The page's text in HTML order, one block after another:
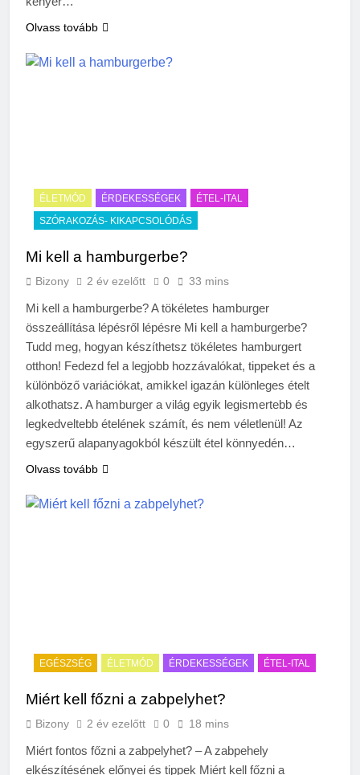
Olvass tovább
ÉLETMÓD ÉRDEKESSÉGEK
ÉTEL-ITAL
SZÓRAKOZÁS- KIKAPCSOLÓDÁS
Mi kell a hamburgerbe?
Bizony 2 év ezelőtt 0 33 mins
Mi kell a hamburgerbe? A tökéletes hamburger
összeállítása lépésről lépésre Mi kell a hamburgerbe?
Tudd meg, hogyan készíthetsz tökéletes hamburgert
otthon! Fedezd fel a legjobb hozzávalókat, tippeket és a
különböző variációkat, amikkel igazán különleges ételt
alkothatsz. A hamburger a világ egyik legismertebb és
legkedveltebb ételének számít, és nem véletlenül! Az
egyszerű alapanyagokból készült étel könnyedén…
Olvass tovább
EGÉSZSÉG ÉLETMÓD ÉRDEKESSÉGEK ÉTEL-ITAL
Miért kell főzni a zabpelyhet?
Bizony 2 év ezelőtt 0 18 mins
Miért fontos főzni a zabpelyhet? – A zabpehely
elkészítésének előnyei és tippek Miért kell főzni a